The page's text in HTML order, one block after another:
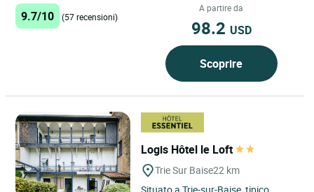
Gascogne è ospitato...
9.7/10 (57 recensioni)
A partire da
98.2 USD
Scoprire
Logis Hôtel le Loft
Trie Sur Baise22 km